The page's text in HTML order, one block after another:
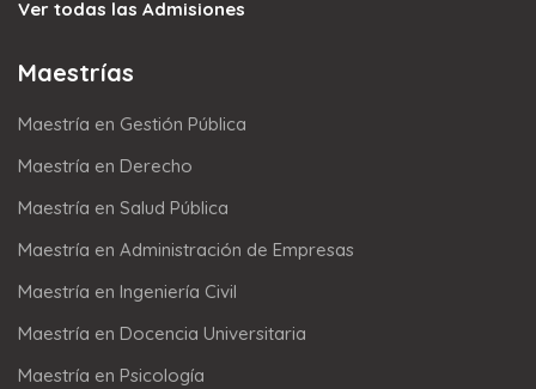
Ver todas las Admisiones
Maestrías
Maestría en Gestión Pública
Maestría en Derecho
Maestría en Salud Pública
Maestría en Administración de Empresas
Maestría en Ingeniería Civil
Maestría en Docencia Universitaria
Maestría en Psicología